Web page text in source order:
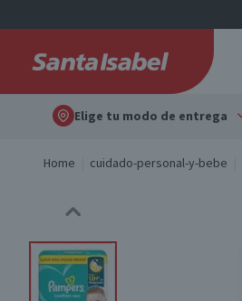
Elige tu modo de entrega
Home cuidado-personal-y-bebe